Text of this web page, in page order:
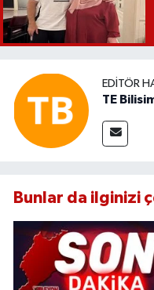
EDITÖR
TE
Bunlar da ilginizi